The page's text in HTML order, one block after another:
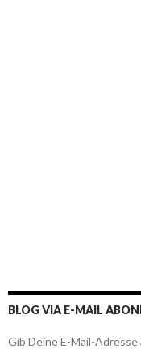
BLOG VIA E-MAIL
Gib Deine E-Mail-Adresse